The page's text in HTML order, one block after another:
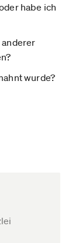
habe ich
anderer
wurde?